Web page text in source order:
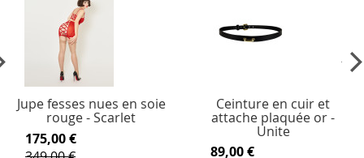
Jupe fesses nues en soie
rouge - Scarlet
175,00 €
Ceinture en cuir et
attache plaquée or -
Unite
89,00 €